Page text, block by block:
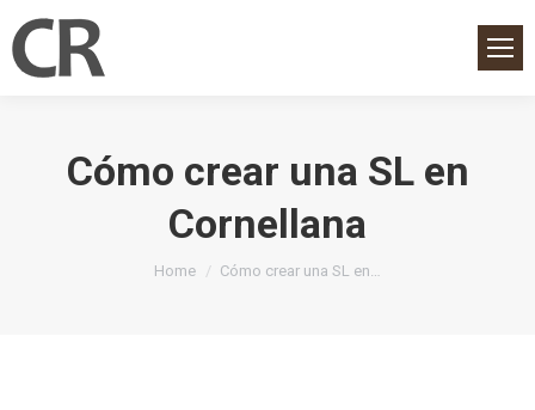
Cómo crear una SL en
Cornellana
You are here:
Home Cómo crear una SL en…